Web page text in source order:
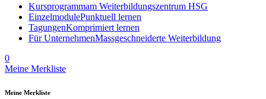
Kursprogrammam Weiterbildungszentrum HSG
EinzelmodulePunktuell lernen
TagungenKomprimiert lernen
Für UnternehmenMassgeschneiderte Weiterbildung
0
Meine Merkliste
Meine Merkliste